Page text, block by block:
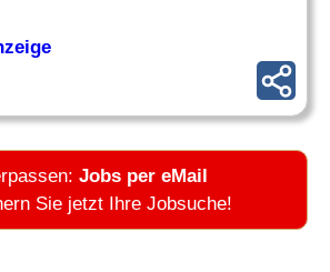
Jobs per eMail
Sie jetzt Ihre Jobsuche!